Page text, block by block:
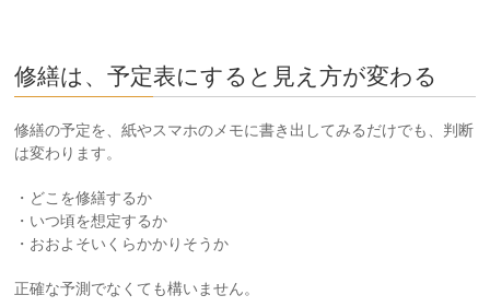
修繕は、予定表にすると見え方が変わる
修繕の予定を、紙やスマホのメモに書き出してみるだけでも、判断
は変わります。
・どこを修繕するか
・いつ頃を想定するか
・おおよそいくらかかりそうか
正確な予測でなくても構いません。